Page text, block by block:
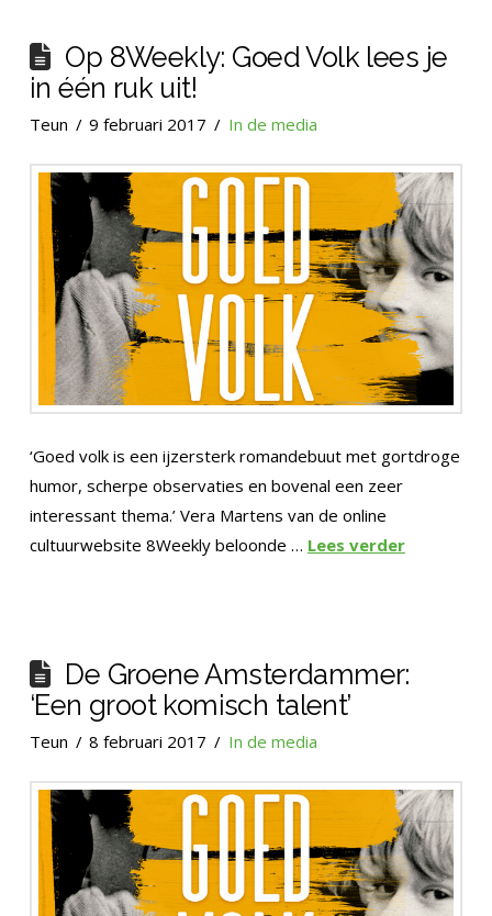
Op 8Weekly: Goed Volk lees je
in één ruk uit!
Teun 9 februari 2017 In de media
‘Goed volk is een ijzersterk romandebuut met gortdroge
humor, scherpe observaties en bovenal een zeer
interessant thema.’ Vera Martens van de online
cultuurwebsite 8Weekly beloonde … Lees verder
De Groene Amsterdammer:
‘Een groot komisch talent’
Teun 8 februari 2017 In de media